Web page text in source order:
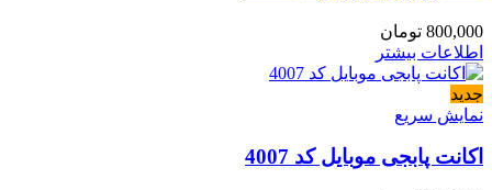
800,000 تومان
اطلاعات بیشتر
جدید
نمایش سریع
اکانت پابجی موبایل کد 4007